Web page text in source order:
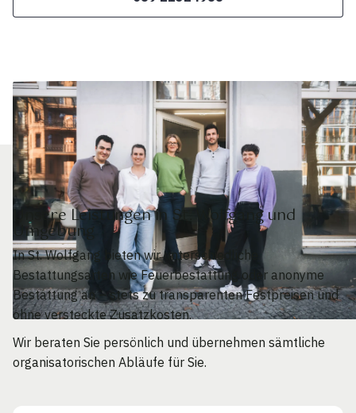
Unsere Leistungen in St. Wolfgang und
Umgebung
In St. Wolfgang bieten wir unterschiedliche
Bestattungsarten wie Feuerbestattung oder anonyme
Bestattung an – stets zu transparenten Festpreisen und
ohne versteckte Zusatzkosten.
Wir beraten Sie persönlich und übernehmen sämtliche
organisatorischen Abläufe für Sie.